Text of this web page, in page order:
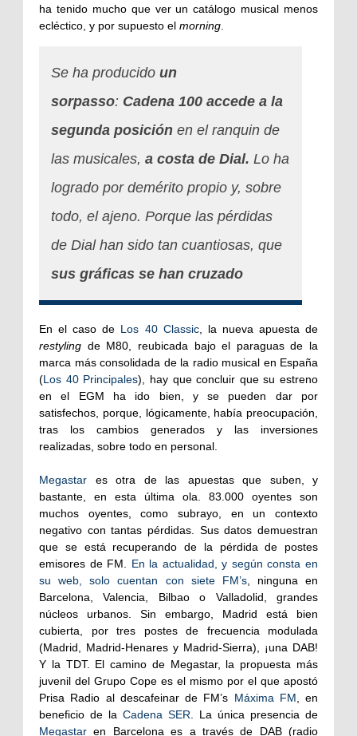
ha tenido mucho que ver un catálogo musical menos
ecléctico, y por supuesto el morning.
Se ha producido un
sorpasso: Cadena 100 accede a la
segunda posición en el ranquin de
las musicales, a costa de Dial. Lo ha
logrado por demérito propio y, sobre
todo, el ajeno. Porque las pérdidas
de Dial han sido tan cuantiosas, que
sus gráficas se han cruzado
En el caso de Los 40 Classic, la nueva apuesta de
restyling de M80, reubicada bajo el paraguas de la
marca más consolidada de la radio musical en España
(Los 40 Principales), hay que concluir que su estreno
en el EGM ha ido bien, y se pueden dar por
satisfechos, porque, lógicamente, había preocupación,
tras los cambios generados y las inversiones
realizadas, sobre todo en personal.
Megastar es otra de las apuestas que suben, y
bastante, en esta última ola. 83.000 oyentes son
muchos oyentes, como subrayo, en un contexto
negativo con tantas pérdidas. Sus datos demuestran
que se está recuperando de la pérdida de postes
emisores de FM. En la actualidad, y según consta en
su web, solo cuentan con siete FM’s, ninguna en
Barcelona, Valencia, Bilbao o Valladolid, grandes
núcleos urbanos. Sin embargo, Madrid está bien
cubierta, por tres postes de frecuencia modulada
(Madrid, Madrid-Henares y Madrid-Sierra), ¡una DAB!
Y la TDT. El camino de Megastar, la propuesta más
juvenil del Grupo Cope es el mismo por el que apostó
Prisa Radio al descafeinar de FM’s Máxima FM, en
beneficio de la Cadena SER. La única presencia de
Megastar en Barcelona es a través de DAB (radio